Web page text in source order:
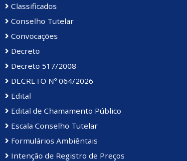
Classificados
Conselho Tutelar
Convocações
Decreto
Decreto 517/2008
DECRETO Nº 064/2026
Edital
Edital de Chamamento Público
Escala Conselho Tutelar
Formulários Ambiêntais
Intenção de Registro de Preços